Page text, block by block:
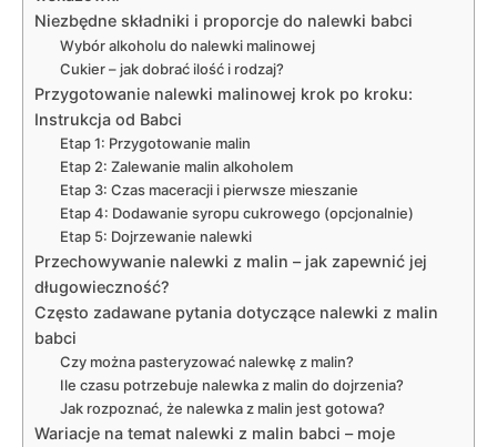
Niezbędne składniki i proporcje do nalewki babci
Wybór alkoholu do nalewki malinowej
Cukier – jak dobrać ilość i rodzaj?
Przygotowanie nalewki malinowej krok po kroku:
Instrukcja od Babci
Etap 1: Przygotowanie malin
Etap 2: Zalewanie malin alkoholem
Etap 3: Czas maceracji i pierwsze mieszanie
Etap 4: Dodawanie syropu cukrowego (opcjonalnie)
Etap 5: Dojrzewanie nalewki
Przechowywanie nalewki z malin – jak zapewnić jej
długowieczność?
Często zadawane pytania dotyczące nalewki z malin
babci
Czy można pasteryzować nalewkę z malin?
Ile czasu potrzebuje nalewka z malin do dojrzenia?
Jak rozpoznać, że nalewka z malin jest gotowa?
Wariacje na temat nalewki z malin babci – moje